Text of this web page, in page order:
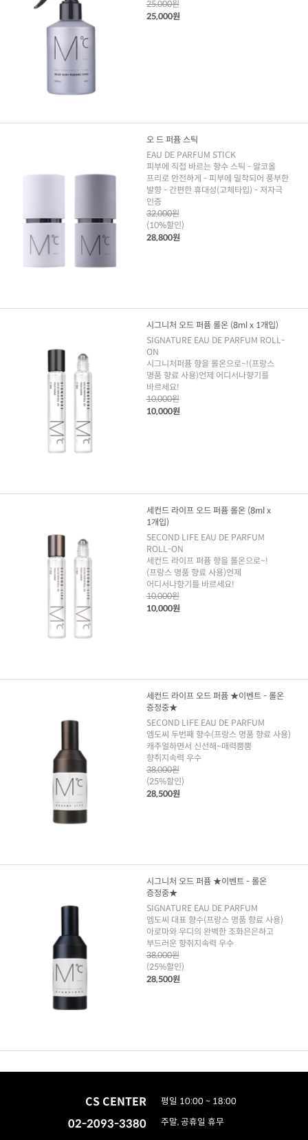
25,000원
25,000원
오 드 퍼퓸 스틱
EAU DE PARFUM STICK
피부에 직접 바르는 향수 스틱 - 알코올
프리로 안전하게 - 피부에 밀착되어 풍부한
발향 - 간편한 휴대성(고체타입) - 저자극
인증
32,000원
(10%할인)
28,800원
시그니처 오드 퍼퓸 롤온 (8ml x 1개입)
SIGNATURE EAU DE PARFUM ROLL-
ON
시그니처퍼퓸 향을 롤온으로~!(프랑스
명품 향료 사용)언제 어디서나향기를
바르세요!
10,000원
10,000원
세컨드 라이프 오드 퍼퓸 롤온 (8ml x
1개입)
SECOND LIFE EAU DE PARFUM
ROLL-ON
세컨드 라이프 퍼퓸 향을 롤온으로~!
(프랑스 명품 향료 사용)언제
어디서나향기를 바르세요!
10,000원
10,000원
세컨드 라이프 오드 퍼퓸 ★이벤트 - 롤온
증정중★
SECOND LIFE EAU DE PARFUM
엠도씨 두번째 향수(프랑스 명품 향료 사용)
캐주얼하면서 신선해~매력뿜뿜
향취지속력 우수
38,000원
(25%할인)
28,500원
시그니처 오드 퍼퓸 ★이벤트 - 롤온
증정중★
SIGNATURE EAU DE PARFUM
엠도씨 대표 향수(프랑스 명품 향료 사용)
아로마와 우디의 완벽한 조화은은하고
부드러운 향취지속력 우수
38,000원
(25%할인)
28,500원
CS CENTER
02-2093-3380
평일 10:00 ~ 18:00
주말, 공휴일 휴무